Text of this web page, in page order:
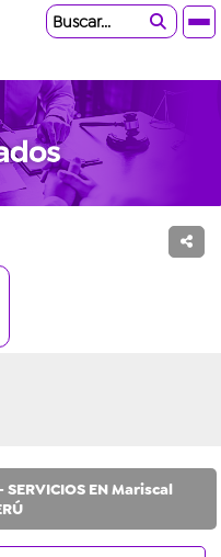
Buscar...
SERVICIOS EN Mariscal